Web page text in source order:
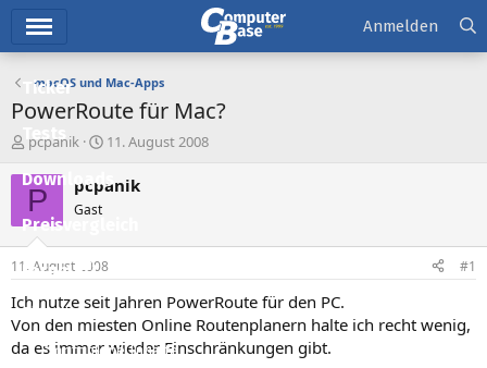
Ticker
Downloads
Preisvergleich
Forum
Aktuelles
Empfohlene Inhalte
Anmelden
macOS und Mac-Apps
PowerRoute für Mac?
E
s
e
e
r
pcpanik
E
s
l
t
a
m
11. August 2008
P pcpanik
Gast
11. August 2008 #1
Ich nutze seit Jahren PowerRoute für den PC.
Von den miesten Online Routenplanern halte ich recht wenig,
da es immer wieder Einschränkungen gibt.